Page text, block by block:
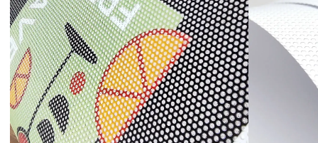
Экосольвентная
печать на пленке:
преимущества,
применение,
ключевые